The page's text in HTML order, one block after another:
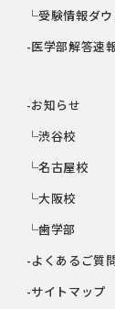
└受験情報ダ
-医学部解答速
-お知らせ
└渋谷校
└名古屋校
└大阪校
└歯学部
-よくあるご質
-サイトマップ